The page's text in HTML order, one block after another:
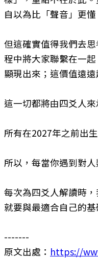
自以為比「聲音」更
但這確實值得我們去
程中將大家聯繫在一
顯現出來；這價值遠
這一切都將由四爻人
所有在2027年之前出
所以，每當你遇到對
每次為四爻人解讀時
就要與最適合自己的
-------
原文出處： https://